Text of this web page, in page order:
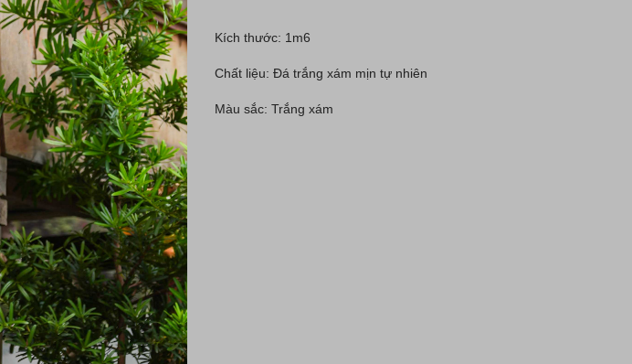
Kích thước: 1m6
Chất liệu: Đá trắng xám mịn tự nhiên
Màu sắc: Trắng xám